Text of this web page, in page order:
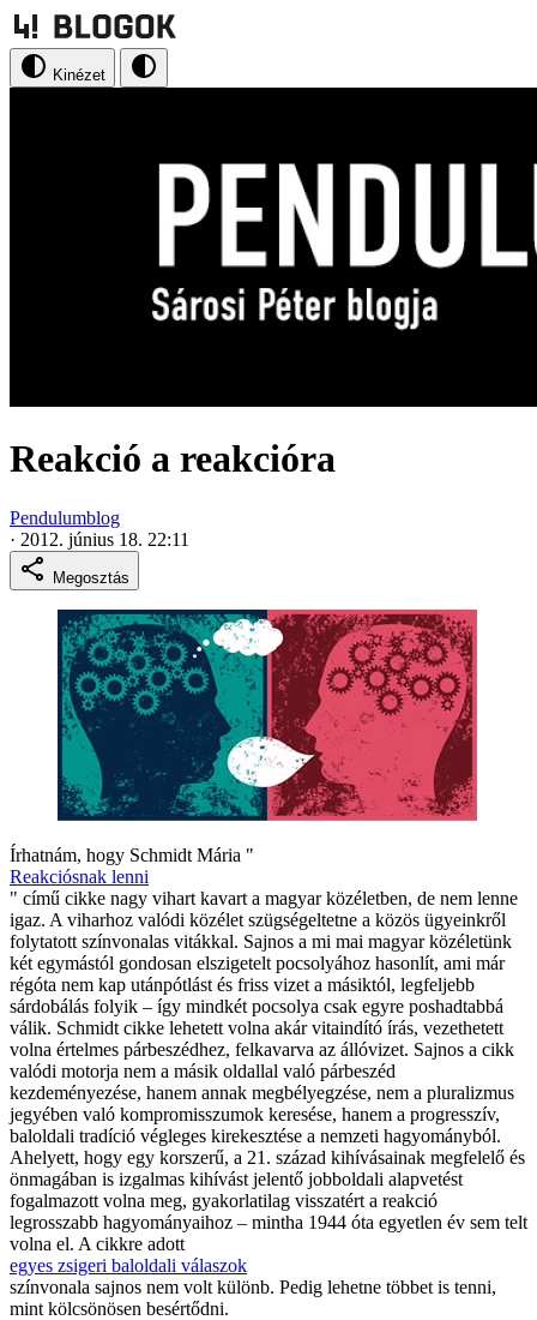
Kinézet
Reakció a reakcióra
Pendulumblog
· 2012. június 18. 22:11
Megosztás
Írhatnám, hogy Schmidt Mária "
Reakciósnak lenni
" című cikke nagy vihart kavart a magyar közéletben, de nem lenne
igaz. A viharhoz valódi közélet szügségeltetne a közös ügyeinkről
folytatott színvonalas vitákkal. Sajnos a mi mai magyar közéletünk
két egymástól gondosan elszigetelt pocsolyához hasonlít, ami már
régóta nem kap utánpótlást és friss vizet a másiktól, legfeljebb
sárdobálás folyik – így mindkét pocsolya csak egyre poshadtabbá
válik. Schmidt cikke lehetett volna akár vitaindító írás, vezethetett
volna értelmes párbeszédhez, felkavarva az állóvizet. Sajnos a cikk
valódi motorja nem a másik oldallal való párbeszéd
kezdeményezése, hanem annak megbélyegzése, nem a pluralizmus
jegyében való kompromisszumok keresése, hanem a progresszív,
baloldali tradíció végleges kirekesztése a nemzeti hagyományból.
Ahelyett, hogy egy korszerű, a 21. század kihívásainak megfelelő és
önmagában is izgalmas kihívást jelentő jobboldali alapvetést
fogalmazott volna meg, gyakorlatilag visszatért a reakció
legrosszabb hagyományaihoz – mintha 1944 óta egyetlen év sem telt
volna el. A cikkre adott
egyes zsigeri baloldali válaszok
színvonala sajnos nem volt különb. Pedig lehetne többet is tenni,
mint kölcsönösen besértődni.